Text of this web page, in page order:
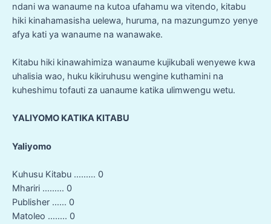
ndani wa wanaume na kutoa ufahamu wa vitendo, kitabu
hiki kinahamasisha uelewa, huruma, na mazungumzo yenye
afya kati ya wanaume na wanawake.
Kitabu hiki kinawahimiza wanaume kujikubali wenyewe kwa
uhalisia wao, huku kikiruhusu wengine kuthamini na
kuheshimu tofauti za uanaume katika ulimwengu wetu.
YALIYOMO KATIKA KITABU
Yaliyomo
Kuhusu Kitabu ……… 0
Mhariri ……… 0
Publisher …… 0
Matoleo …….. 0